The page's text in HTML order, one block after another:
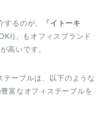
るのが、
「イトーキ
」もオフィスブランド
高いです。
テーブルは、以下のような
富なオフィステーブルを